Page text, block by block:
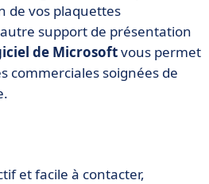
de vos plaquettes
support de présentation
de Microsoftvous permet
commerciales soignées de
et facile à contacter,